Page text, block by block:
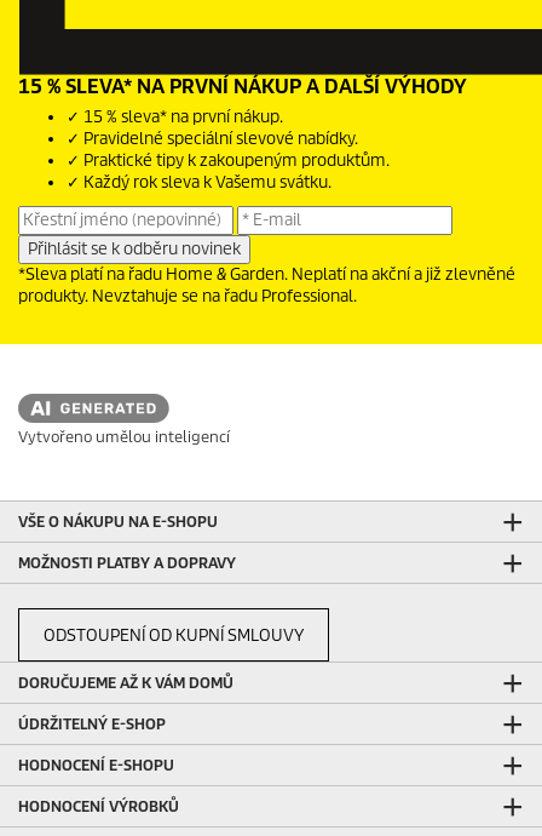
15 % SLEVA* NA PRVNÍ NÁKUP A DALŠÍ VÝHODY
✓ 15 % sleva* na první nákup.
✓ Pravidelné speciální slevové nabídky.
✓ Praktické tipy k zakoupeným produktům.
✓ Každý rok sleva k Vašemu svátku.
*Sleva platí na řadu Home & Garden. Neplatí na akční a již zlevněné
produkty. Nevztahuje se na řadu Professional.
Vytvořeno umělou inteligencí
VŠE O NÁKUPU NA E-SHOPU
MOŽNOSTI PLATBY A DOPRAVY
ODSTOUPENÍ OD KUPNÍ SMLOUVY
DORUČUJEME AŽ K VÁM DOMŮ
ÚDRŽITELNÝ E-SHOP
HODNOCENÍ E-SHOPU
HODNOCENÍ VÝROBKŮ